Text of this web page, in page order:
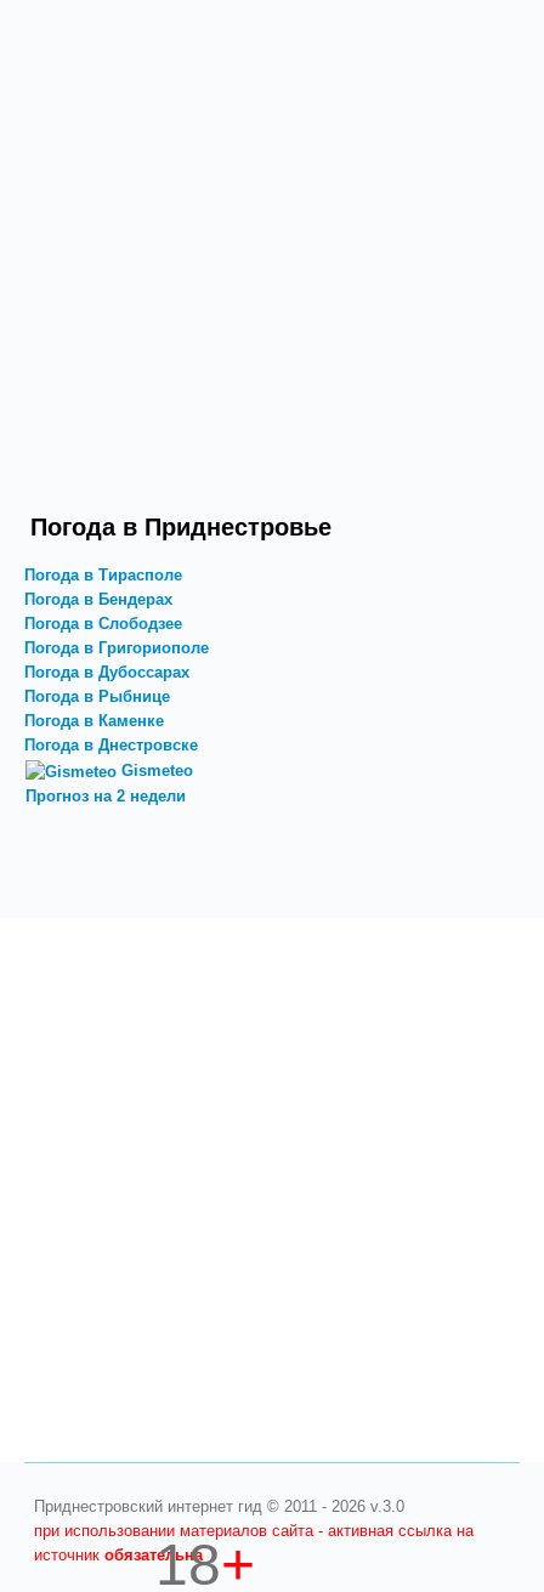
Погода в Приднестровье
Погода в Тирасполе
Погода в Бендерах
Погода в Слободзее
Погода в Григориополе
Погода в Дубоссарах
Погода в Рыбнице
Погода в Каменке
Погода в Днестровске
Gismeteo
Прогноз на 2 недели
Приднестровский интернет гид © 2011 - 2026 v.3.0
при использовании материалов сайта - активная ссылка на
источникобязательна
18+